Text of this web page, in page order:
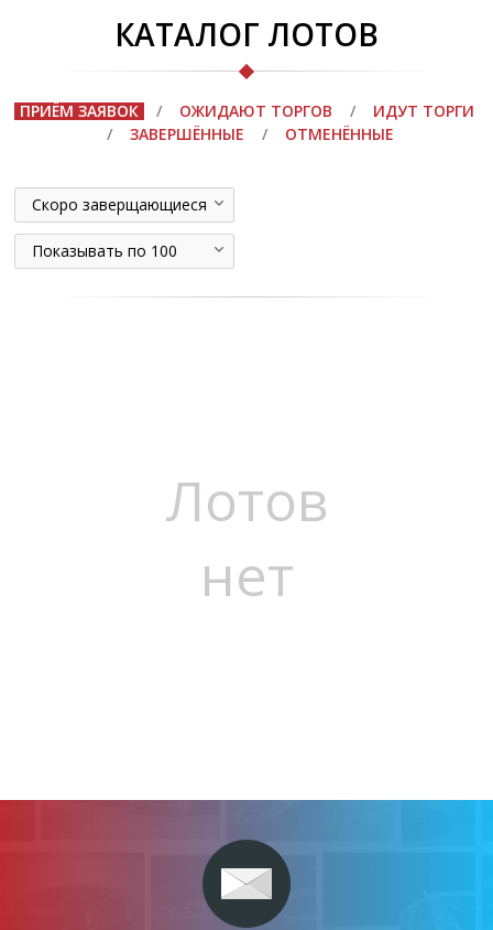
КАТАЛОГ ЛОТОВ
ПРИЁМ ЗАЯВОК / ОЖИДАЮТ ТОРГОВ /
ИДУТ ТОРГИ
/
ЗАВЕРШЁННЫЕ / ОТМЕНЁННЫЕ
Скоро заверщающиеся
Показывать по 100
Лотов
нет